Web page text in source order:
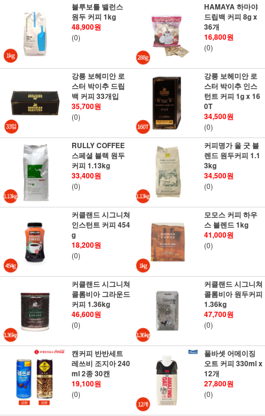
블루보틀 밸런스
원두 커피 1kg
48,900원
(0)
HAMAYA 하마야
드립백 커피 8g x
36개
16,800원
(0)
강릉 보헤미안 로
스터 박이추 드립
백 커피 33개입
35,700원
(0)
강릉 보헤미안 로
스터 박이추 인스
턴트 커피 1g x 16
0T
34,500원
(0)
RULLY COFFEE
스페셜 블랙 원두
커피 1.13kg
33,400원
(0)
커피명가 올 굿 블
렌드 원두커피 1.1
3kg
34,500원
(0)
커클랜드 시그니쳐
인스턴트 커피 454
g
18,200원
(0)
모모스 커피 하우
스 블렌드 1kg
41,000원
(0)
커클랜드 시그니쳐
콜롬비아 그라운드
커피 1.36kg
46,600원
(0)
커클랜드 시그니쳐
콜롬비아 원두커피
1.36kg
47,700원
(0)
캔커피 반반세트
레쓰비 조지아 240
ml 2종 30캔
19,100원
(0)
폴바셋 어메이징
오트 커피 330ml x
12개
27,800원
(0)